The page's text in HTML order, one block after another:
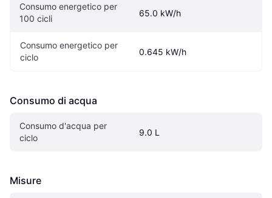
Consumo energetico per
100 cicli
65.0 kW/h
Consumo energetico per
ciclo
0.645 kW/h
Consumo di acqua
Consumo d'acqua per
ciclo
9.0 L
Misure